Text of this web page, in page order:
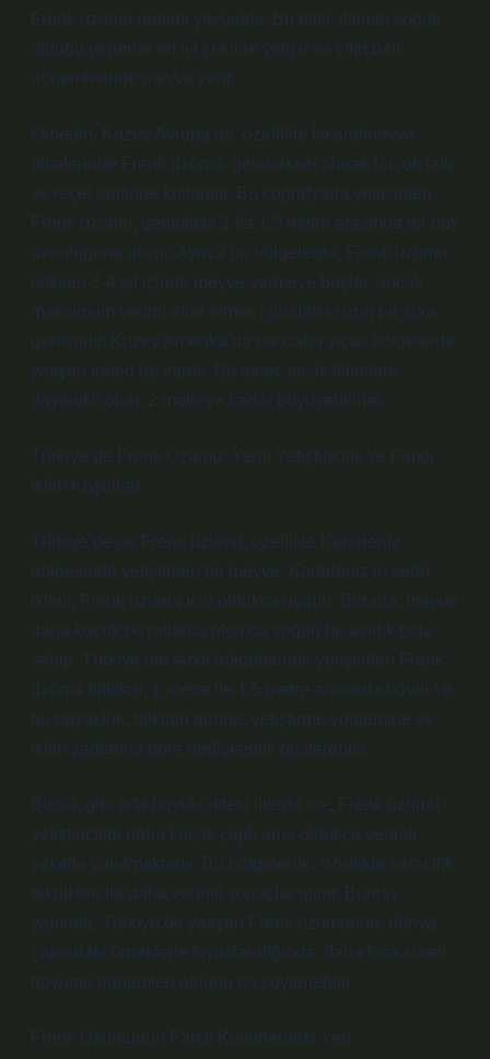
Frenk üzümü üretimi yaygındır. Bu bitki, iklimin soğuk
olduğu yerlerde en iyi şekilde yetişir ve yılın belli
dönemlerinde meyve verir.
Örneğin, Kuzey Avrupa’da, özellikle İskandinavya
ülkelerinde Frenk üzümü, geleneksel olarak birçok tatlı
ve reçel tarifinde kullanılır. Bu coğrafyada yetiştirilen
Frenk üzümü, genellikle 1 ila 1.5 metre arasında bir boy
uzunluğuna ulaşır. Ayrıca bu bölgelerde, Frenk üzümü
bitkileri 3-4 yıl içinde meyve vermeye başlar, ancak
maksimum verimi elde etmek için daha uzun bir süre
gereklidir. Kuzey Amerika’da ise daha sıcak bölgelerde
yetişen türleri de vardır. Bu türler, sıcak iklimlere
dayanıklı olup, 2 metreye kadar büyüyebilirler.
Türkiye’de Frenk Üzümü: Yerel Yetiştiricilik ve Farklı
İklim Koşulları
Türkiye’de de Frenk üzümü, özellikle Karadeniz
bölgesinde yetiştirilen bir meyve. Karadeniz’in serin
iklimi, Frenk üzümü için oldukça uygun. Burada, meyve
daha küçük boyutlarda olsa da yoğun bir asidik tada
sahip. Türkiye’nin farklı bölgelerinde yetiştirilen Frenk
üzümü bitkileri, 1 metre ile 1.5 metre arasında büyür ve
bu büyüklük, bitkinin türüne, yetiştirme yöntemine ve
iklim şartlarına göre değişkenlik gösterebilir.
Bursa, gibi orta büyüklükteki illerde ise, Frenk üzümü
yetiştiriciliği daha küçük çaplı ama oldukça verimli
şekilde yapılmaktadır. Bu bölgelerde, özellikle seracılık
teknikleri ile daha verimli sonuçlar alınır. Bunun
yanında, Türkiye’de yetişen Frenk üzümünün, dünya
çapındaki örneklerle kıyaslandığında, daha kısa süreli
büyüme dönemleri olduğu da söylenebilir.
Frenk Üzümünün Farklı Kültürlerdeki Yeri